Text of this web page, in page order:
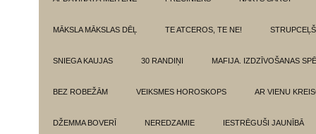
MĀKSLA MĀKSLAS DĒĻ TE ATCEROS, TE NE! STRUPCEĻŠ
SNIEGA KAUJAS 30 RANDIŅI MAFIJA. IZDZĪVOŠANAS
BEZ ROBEŽĀM VEIKSMES HOROSKOPS AR VIENU
DŽEMMA BOVERĪ NEREDZAMIE IESTRĒGUŠI JAUNĪBĀ